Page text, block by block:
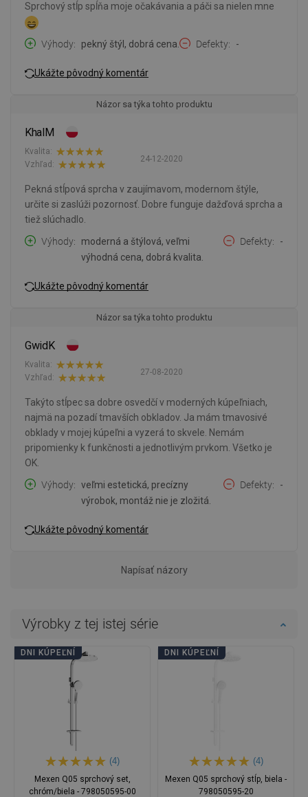
Sprchový stĺp spĺňa moje očakávania a páči sa nielen mne
Výhody pekný štýl, dobrá cena. Defekty -
Ukážte pôvodný komentár
Názor sa týka tohto produktu
KhalM
24-12-2020
Kvalita:
Vzhľad:
Pekná stĺpová sprcha v zaujímavom, modernom štýle,
určite si zaslúži pozornosť. Dobre funguje dažďová sprcha a
tiež slúchadlo.
Výhody
moderná a štýlová, veľmi
výhodná cena, dobrá kvalita.
Defekty -
Ukážte pôvodný komentár
Názor sa týka tohto produktu
GwidK
27-08-2020
Kvalita:
Vzhľad:
Takýto stĺpec sa dobre osvedčí v moderných kúpeľniach,
najmä na pozadí tmavších obkladov. Ja mám tmavosivé
obklady v mojej kúpeľni a vyzerá to skvele. Nemám
pripomienky k funkčnosti a jednotlivým prvkom. Všetko je
OK.
Výhody
veľmi estetická, precízny
výrobok, montáž nie je zložitá.
Defekty -
Ukážte pôvodný komentár
Napísať názory
Výrobky z tej istej série
DNI KÚPEĽNÍ
(4)
Mexen Q05 sprchový set,
chróm/biela - 798050595-00
DNI KÚPEĽNÍ
(4)
Mexen Q05 sprchový stĺp, biela -
798050595-20